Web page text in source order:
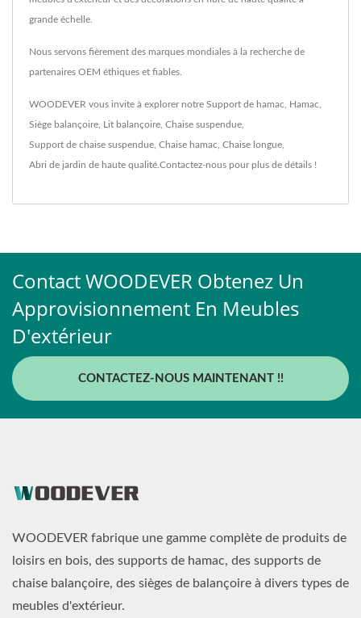
grande échelle.
Nous servons fièrement des marques mondiales à la recherche de
partenaires OEM éthiques et fiables.
WOODEVER vous invite à explorer notre Support de hamac Hamac
Siège balançoire Lit balançoire Chaise suspendue
Support de chaise suspendue Chaise hamac Chaise longue
Abri de jardin de haute qualité. Contactez-nous pour plus de détails !
Contact WOODEVER Obtenez Un
Approvisionnement En Meubles
D'extérieur
CONTACTEZ-NOUS MAINTENANT !!
WOODEVER fabrique une gamme complète de produits de
loisirs en bois, des supports de hamac, des supports de
chaise balançoire, des sièges de balançoire à divers types de
meubles d'extérieur.